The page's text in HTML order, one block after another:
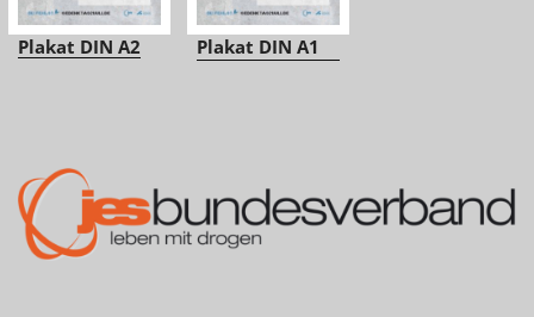
Plakat DIN A2 Plakat DIN A1